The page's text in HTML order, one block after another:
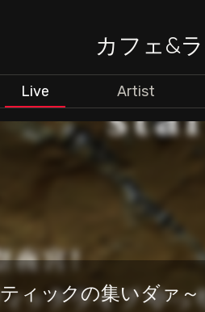
カフェ&
Live Artist
ィックの集いダァ～